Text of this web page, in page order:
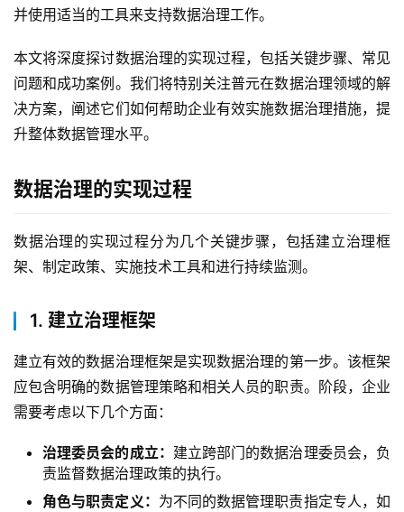
并使用适当的工具来支持数据治理工作。
本文将深度探讨数据治理的实现过程，包括关键步骤、常见
问题和成功案例。我们将特别关注普元在数据治理领域的解
决方案，阐述它们如何帮助企业有效实施数据治理措施，提
升整体数据管理水平。
数据治理的实现过程
数据治理的实现过程分为几个关键步骤，包括建立治理框
架、制定政策、实施技术工具和进行持续监测。
1. 建立治理框架
建立有效的数据治理框架是实现数据治理的第一步。该框架
应包含明确的数据管理策略和相关人员的职责。阶段，企业
需要考虑以下几个方面：
治理委员会的成立： 建立跨部门的数据治理委员会，负
责监督数据治理政策的执行。
角色与职责定义： 为不同的数据管理职责指定专人，如